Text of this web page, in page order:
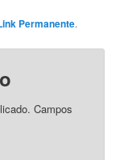
Permanente.
Campos